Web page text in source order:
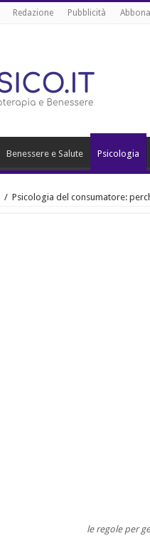
Redazione Pubblicità
Benessere e Salute Psicologia
/ Psicologia del consumatore:
le regole per